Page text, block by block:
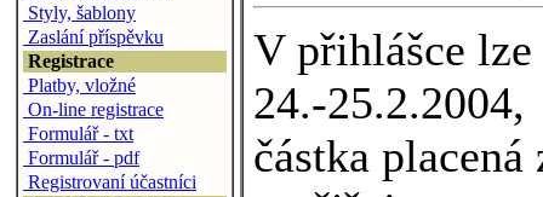
Styly, šablony
Zaslání příspěvku
Registrace
Platby, vložné
On-line registrace
Formulář - txt
Formulář - pdf
Registrovaní účastníci
V přihlášce
24.-25.2.2004,
částka